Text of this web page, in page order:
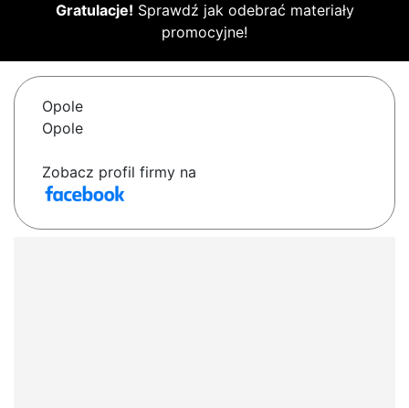
Gratulacje! Sprawdź jak odebrać materiały
promocyjne!
Opole
Opole
Zobacz profil firmy na